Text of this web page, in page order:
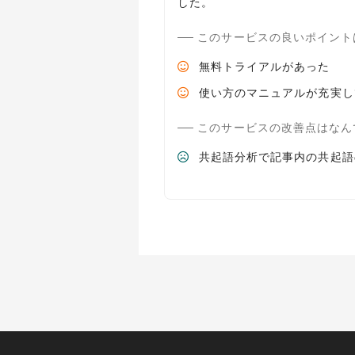
このサービスの良いポイン
無料トライアルがあった
使い方のマニュアルが充実
このサービスの改善点はな
共起語分析で記事内の共起